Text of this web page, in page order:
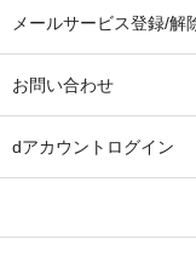
メールサービス登録/解
お問い合わせ
dアカウントログイン